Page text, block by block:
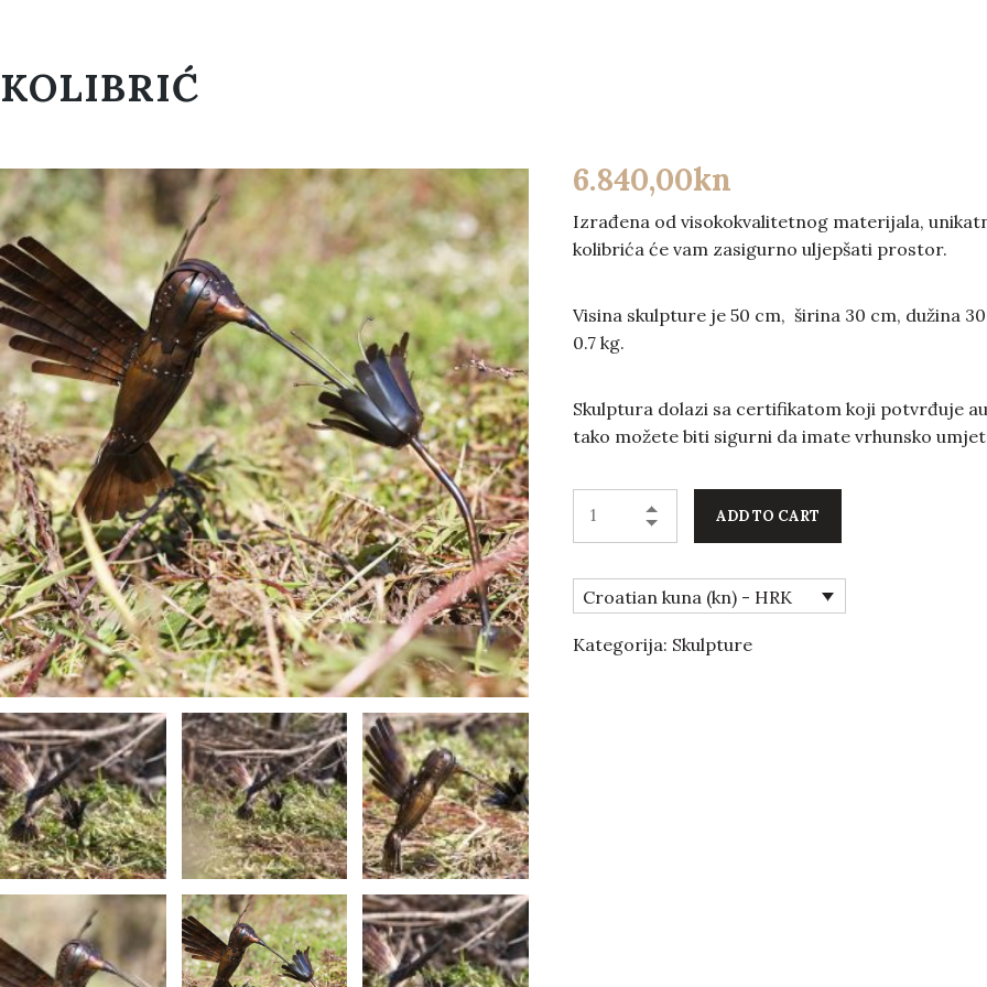
KOLIBRIĆ
6.840,00kn
Izrađena od visokokvalitetnog materijala,
kolibrića će vam zasigurno uljepšati prostor.
Visina skulpture je 50 cm, širina 30 cm, dužina
0.7 kg.
Skulptura dolazi sa certifikatom koji potvrđuje
tako možete biti sigurni da imate vrhunsko
ADD TO CART
Croatian kuna (kn) - HRK
Kategorija: Skulpture